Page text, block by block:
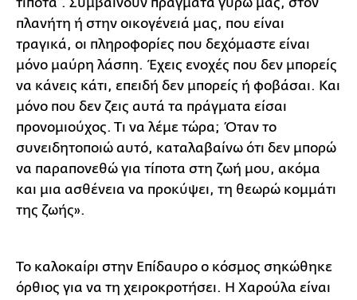
τίποτα”. Συμβαίνουν πράγματα γύρω μας, στον
πλανήτη ή στην οικογένειά μας, που είναι
τραγικά, οι πληροφορίες που δεχόμαστε είναι
μόνο μαύρη λάσπη. Έχεις ενοχές που δεν μπορείς
να κάνεις κάτι, επειδή δεν μπορείς ή φοβάσαι. Και
μόνο που δεν ζεις αυτά τα πράγματα είσαι
προνομιούχος. Τι να λέμε τώρα; Όταν το
συνειδητοποιώ αυτό, καταλαβαίνω ότι δεν μπορώ
να παραπονεθώ για τίποτα στη ζωή μου, ακόμα
και μια ασθένεια να προκύψει, τη θεωρώ κομμάτι
της ζωής».
Το καλοκαίρι στην Επίδαυρο ο κόσμος σηκώθηκε
όρθιος για να τη χειροκροτήσει. Η Χαρούλα είναι